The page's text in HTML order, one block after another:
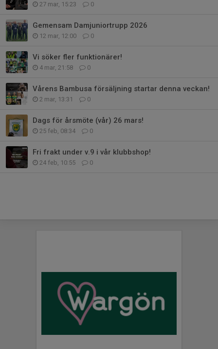
27 mar, 15:23 0
Gemensam Damjuniortrupp 2026
12 mar, 12:00 0
Vi söker fler funktionärer!
4 mar, 21:58 0
Vårens Bambusa försäljning startar denna veckan!
2 mar, 13:31 0
Dags för årsmöte (vår) 26 mars!
25 feb, 08:34 0
Fri frakt under v.9 i vår klubbshop!
24 feb, 10:55 0